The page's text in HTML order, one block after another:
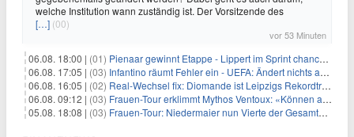
welche Institution wann zuständig ist. Der Vorsitzende des
[…] (00)
vor 53 Minuten
06.08. 18:00 | (01) Pienaar gewinnt Etappe - Lippert im Sprint chancenlos
06.08. 17:05 | (03) Infantino räumt Fehler ein - UEFA: Ändert nichts an Boykott
06.08. 16:05 | (02) Real-Wechsel fix: Diomande ist Leipzigs Rekordtransfer
06.08. 09:12 | (03) Frauen-Tour erklimmt Mythos Ventoux: «Können alles schaffen»
05.08. 18:08 | (03) Frauen-Tour: Niedermaier nun Vierte der Gesamtwertung